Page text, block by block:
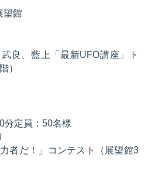
望館
良、藍上「最新UFO講座」ト
）
定員：50名様
者だ！」コンテスト（展望館3